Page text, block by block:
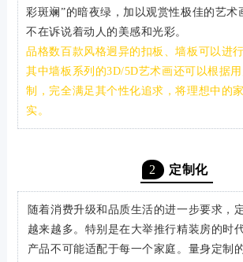
彩斑斓”的暗夜绿，加以观赏性极佳的艺术
不在诉说着动人的美感和光彩。
品格数百款风格迥异的扣板、墙板可以进
其中墙板系列的3D/5D艺术画还可以根据
制，完全满足其个性化追求，将理想中的
实。
2 定制化
随着消费升级和品质生活的进一步要求，
越来越多。特别是在大举推行精装房的时
产品不可能适配于每一个家庭。量身定制